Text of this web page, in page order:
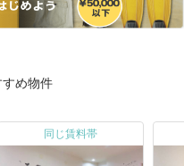
め物件
同じ賃料帯